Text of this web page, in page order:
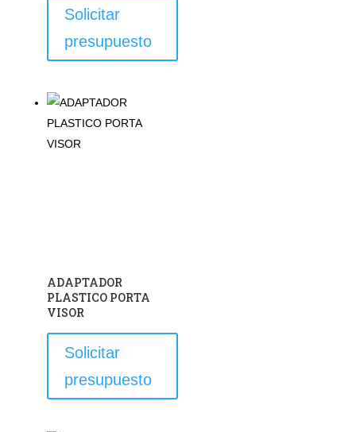
Solicitar
presupuesto
ADAPTADOR
PLASTICO PORTA
VISOR
Solicitar
presupuesto